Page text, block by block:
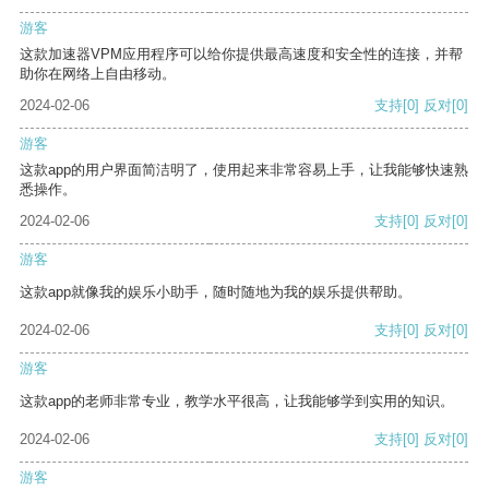
游客
这款加速器VPM应用程序可以给你提供最高速度和安全性的连接，并帮
助你在网络上自由移动。
2024-02-06
支持[0] 反对[0]
游客
这款app的用户界面简洁明了，使用起来非常容易上手，让我能够快速熟
悉操作。
2024-02-06
支持[0] 反对[0]
游客
这款app就像我的娱乐小助手，随时随地为我的娱乐提供帮助。
2024-02-06 支持[0] 反对[0]
游客
这款app的老师非常专业，教学水平很高，让我能够学到实用的知识。
2024-02-06 支持[0] 反对[0]
游客